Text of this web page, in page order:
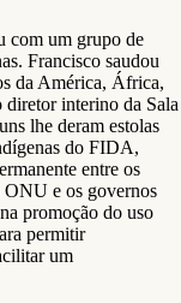
com um grupo de
Francisco saudou
da América, África,
interino da Sala
lhe deram estolas
do FIDA,
entre os
ONU e os governos
promoção do uso
permitir
um